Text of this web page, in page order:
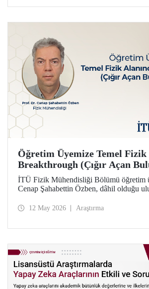
Öğretim Üyemize Temel Fizik
Breakthrough (Çığır Açan
İTÜ Fizik Mühendisliği Bölümü öğretim
Cenap Şahabettin Özben, dâhil olduğu
Breakthrough (Çığır Açan Buluş)
12 May 2026 Araştırma